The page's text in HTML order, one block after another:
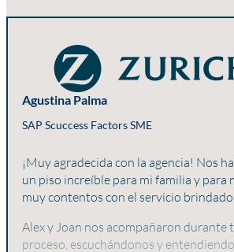
Agustina Palma
SAP Scuccess Factors SME
¡Muy agradecida con la agencia! Nos
un piso increíble para mi familia y para
muy contentos con el servicio brindado.
Alex y Joan nos acompañaron durante
proceso, escuchándonos y